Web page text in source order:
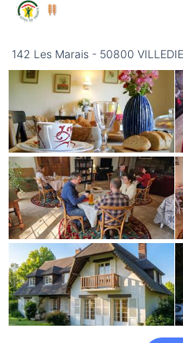
non
142 Les Marais - 50800